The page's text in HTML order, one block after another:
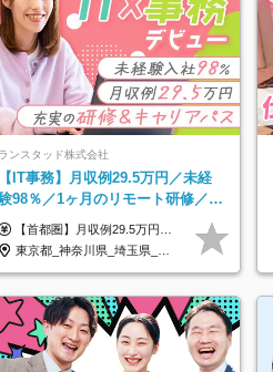
ランスタッド株式会社
【IT事務】月収例29.5万円／未経
98％／1ヶ月のリモート研修／既
卒・第二新卒歓迎／年間休日123
日/OW
【首都圏】月収例29.5万円（月給26万円＋諸手当） 【東海・関西】月収例28.5万円（月給25万円＋諸手当） 【九州】月収例26万円（月給23万円＋諸手当） ※経験・スキル・前職給与を踏まえ、総合的に判断して決定します。 例：首都圏 月収例31万円（月給27万円＋諸手当） ◆各種手当 ・通勤手当（上限4万円まで） ・残業代手当（1分単位で全額支給） ※固定残業代制は採用しておりません ・資格取得支援 ◆昇給：年1回 ◆補足 ・研修中1ヶ月間は、時給1670円となります。 ・試用期間6ヶ月あり。その間の待遇に変更はありません。 ※詳細は面接時にご案内します。
東京都_神奈川県_埼玉県_千葉県_大阪府_愛知県_兵庫県_京都府_福岡県